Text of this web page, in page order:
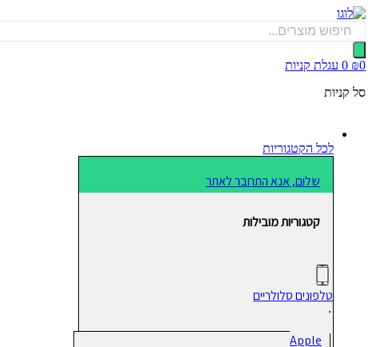
דלג
לתוכן
Products
search
₪0
0 עגלת קניות
סל קניות
לכל הקטגוריות
שלום, אנא התחבר לאתר
קטגוריות מובילות
טלפונים סלולריים
Apple